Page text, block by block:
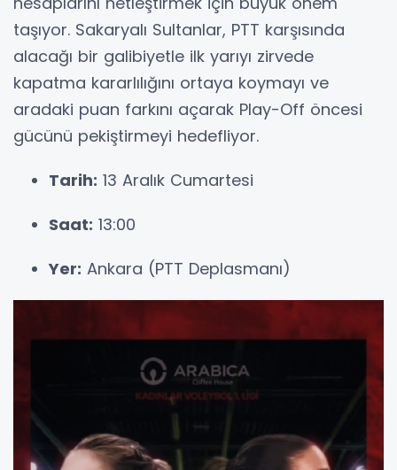
taşıyor. Sakaryalı Sultanlar, PTT karşısında
alacağı bir galibiyetle ilk yarıyı zirvede
kapatma kararlılığını ortaya koymayı ve
aradaki puan farkını açarak Play-Off öncesi
gücünü pekiştirmeyi hedefliyor.
Tarih: 13 Aralık Cumartesi
Saat: 13:00
Yer: Ankara (PTT Deplasmanı)